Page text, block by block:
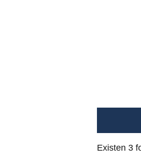
Existen 3